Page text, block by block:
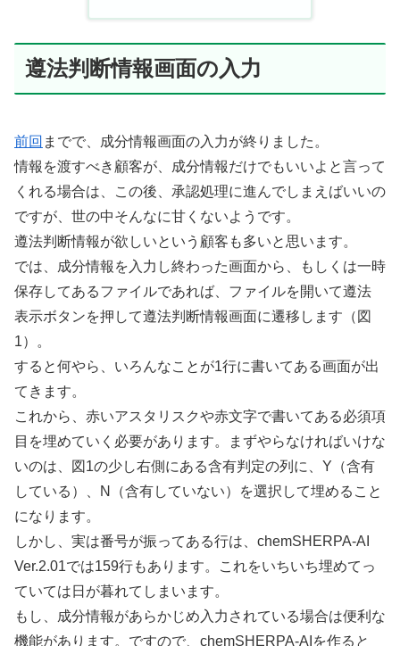
遵法判断情報画面の入力
前回 までで、成分情報画面の入力が終りました。
情報を渡すべき顧客が、成分情報だけでもいいよと言って
くれる場合は、この後、承認処理に進んでしまえばいいの
ですが、世の中そんなに甘くないようです。
遵法判断情報が欲しいという顧客も多いと思います。
では、成分情報を入力し終わった画面から、もしくは一時
保存してあるファイルであれば、ファイルを開いて遵法
表示ボタンを押して遵法判断情報画面に遷移します（図
1）。
すると何やら、いろんなことが1行に書いてある画面が出
てきます。
これから、赤いアスタリスクや赤文字で書いてある必須項
目を埋めていく必要があります。まずやらなければいけな
いのは、図1の少し右側にある含有判定の列に、Y（含有
している）、N（含有していない）を選択して埋めること
になります。
しかし、実は番号が振ってある行は、chemSHERPA-AI
Ver.2.01では159行もあります。これをいちいち埋めてっ
ていては日が暮れてしまいます。
もし、成分情報があらかじめ入力されている場合は便利な
機能があります。ですので、chemSHERPA-AIを作ると